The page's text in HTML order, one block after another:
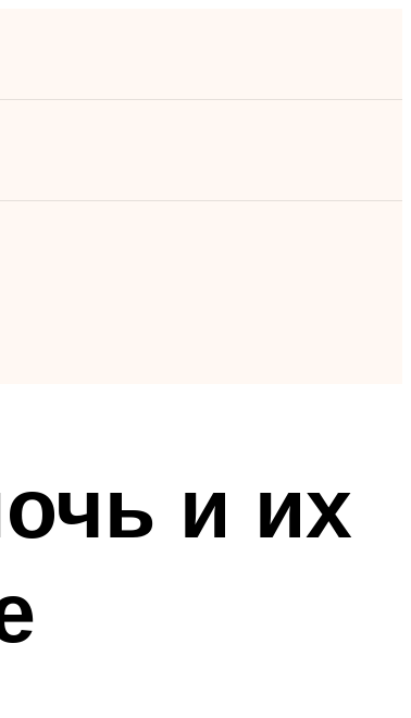
и их